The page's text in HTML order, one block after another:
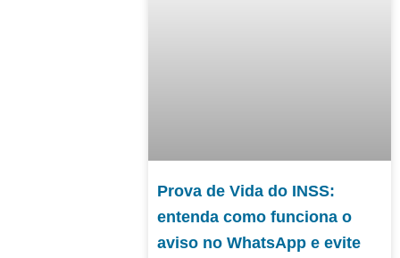
Prova de Vida do INSS:
entenda como funciona o
aviso no WhatsApp e evite